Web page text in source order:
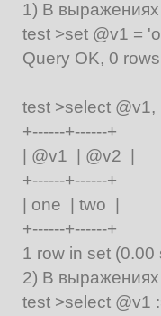
1) В
test >set @v1 =
Query OK, 0
test >select @v1,
+------+------+
| @v1 | @v2 |
+------+------+
| one | two |
+------+------+
1 row in set (0.00
2) В
test >select @v1